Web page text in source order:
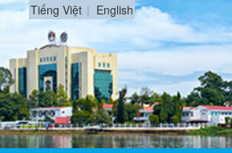
Tiếng Việt English